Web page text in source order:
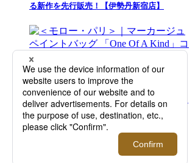
る新作を先行販売！【伊勢丹新宿店】
2026.08.05 - 08.18
＜モロー・パリ＞｜マーカージュペイントバ
ッグ 「One Of A Kind」コレクションを期間
限定でご紹介【伊勢丹新宿店】